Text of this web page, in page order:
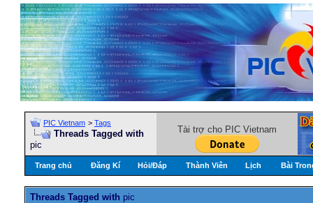
PIC Vietnam > Tags
Threads Tagged with
pic
Tài trợ cho PIC Vietnam
Trang chủ Đăng Kí Hỏi/Ðáp Thành Viên Lịch Bài
Threads Tagged with pic